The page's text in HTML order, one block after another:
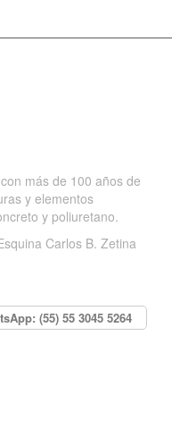
más de 100 años de
y elementos
y poliuretano.
Carlos B. Zetina
(55) 55 3045 5264